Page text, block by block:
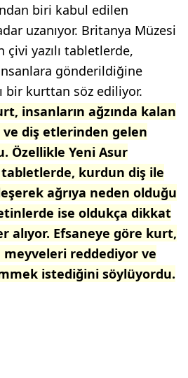
biri kabul edilen
uzanıyor. Britanya Müzesi
yazılı tabletlerde,
gönderildiğine
bir kurttan söz ediliyor.
insanların ağzında kalan
ve diş etlerinden gelen
Özellikle Yeni Asur
kurdun diş ile
ağrıya neden olduğu
ise oldukça dikkat
alıyor. Efsaneye göre kurt,
reddediyor ve
istediğini söylüyordu.